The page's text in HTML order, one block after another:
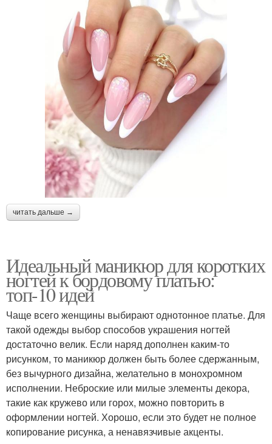
читать дальше →
Идеальный маникюр для коротких
ногтей к бордовому платью:
топ-10 идей
Чаще всего женщины выбирают однотонное платье. Для
такой одежды выбор способов украшения ногтей
достаточно велик. Если наряд дополнен каким-то
рисунком, то маникюр должен быть более сдержанным,
без вычурного дизайна, желательно в монохромном
исполнении. Неброские или милые элементы декора,
такие как кружево или горох, можно повторить в
оформлении ногтей. Хорошо, если это будет не полное
копирование рисунка, а ненавязчивые акценты.